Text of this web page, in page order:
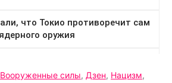
Вооруженные силы, Дзен, Нацизм,